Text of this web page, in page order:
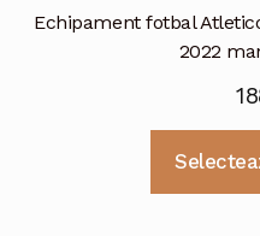
Echipament fotbal
2022